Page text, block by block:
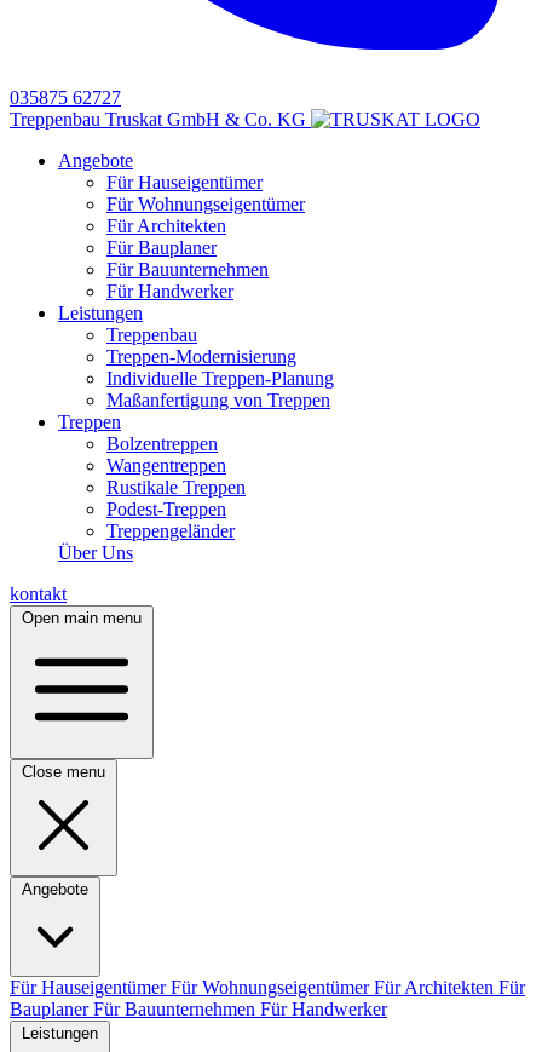
035875 62727
Treppenbau Truskat GmbH & Co. KG
Angebote
Für Hauseigentümer
Für Wohnungseigentümer
Für Architekten
Für Bauplaner
Für Bauunternehmen
Für Handwerker
Leistungen
Treppenbau
Treppen-Modernisierung
Individuelle Treppen-Planung
Maßanfertigung von Treppen
Treppen
Bolzentreppen
Wangentreppen
Rustikale Treppen
Podest-Treppen
Treppengeländer
Über Uns
kontakt
Open main menu
Close menu
Angebote
Für HauseigentümerFür WohnungseigentümerFür Architekten Für
BauplanerFür Bauunternehmen Für Handwerker
Leistungen